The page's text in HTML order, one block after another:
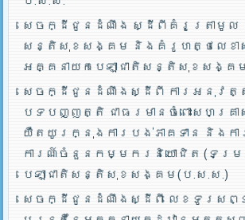
សេចក្ដីជូនដំណឹង ស្ដីពីគំរូត្រាមូល រ
សន្តិសុខសង្គម និងគំរូហត្ថលេខា
អគ្គនាយកបេឡាជាតិសន្តិសុខសង្គ
សេចក្ដីជូនដំណឹងស្ដីពី ការអនុវត្
បទបញ្ញត្តិ ជាធរមានចំពោះសហគ្រា
យឺតយូរក្នុងការបង់ភាគទាន និងក
ការណ៍ចំនួនកម្មករនិយោជិត (ទម្រ
បេឡាជាតិសន្តិសុខសង្គម(ប.ស.ស.)
សេចក្ដីជូនដំណឹងស្ដីពី លេខទូរសព្ទ